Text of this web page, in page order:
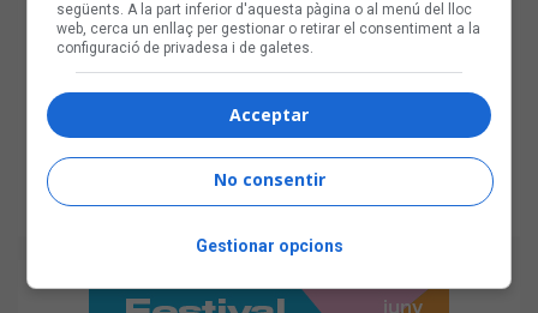
següents. A la part inferior d'aquesta pàgina o al menú del lloc
web, cerca un enllaç per gestionar o retirar el consentiment a la
configuració de privadesa i de galetes.
Acceptar
No consentir
Gestionar opcions